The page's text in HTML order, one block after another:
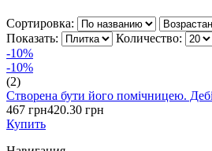
Сортировка:
Показать:
Количество:
-10%
-10%
(2)
Створена бути його помічницею.
467 грн420.30 грн
Купить